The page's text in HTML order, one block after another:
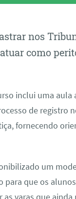
nos
como
inclui uma aula
de registro
fornecendo
um
para que os